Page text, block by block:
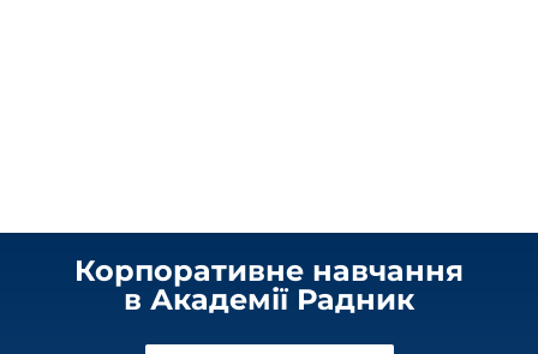
Корпоративне навчання
в Академії Радник